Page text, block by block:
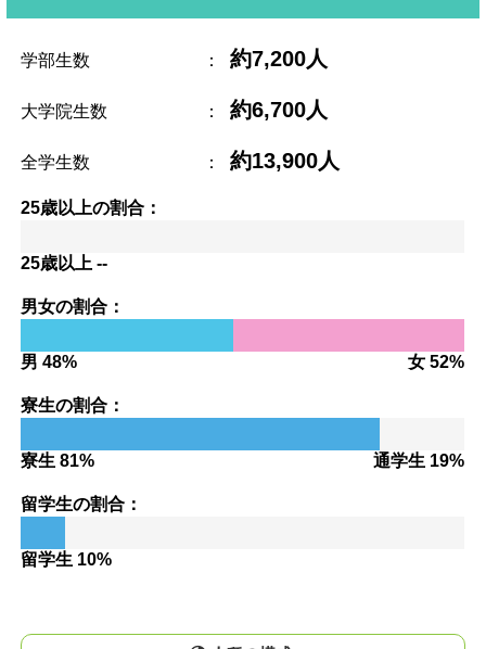
学部生数 ： 約7,200人
大学院生数 ： 約6,700人
全学生数 ： 約13,900人
25歳以上の割合：
25歳以上 --
男女の割合：
男 48% 女 52%
寮生の割合：
寮生 81% 通学生 19%
留学生の割合：
留学生 10%